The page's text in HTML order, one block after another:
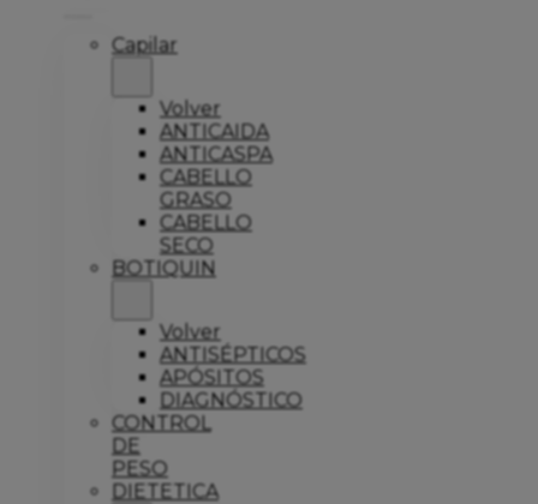
Capilar
Volver
ANTICAIDA
ANTICASPA
CABELLO
GRASO
CABELLO
SECO
BOTIQUIN
Volver
ANTISÉPTICOS
APÓSITOS
DIAGNÓSTICO
CONTROL
DE
PESO
DIETETICA